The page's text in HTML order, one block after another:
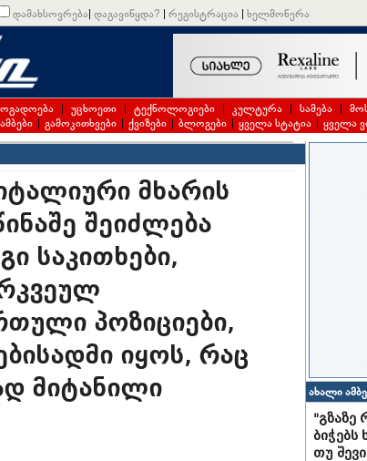
დამახსოვრება| დაგავიწყდა? | რეგისტრაცია | ხელმოწერა
| უცხოეთი | ტექნოლოგიები | კულტურა | სამება |
| გამოკითხვები | ქვიზები | ბლოგები | ყველა სტატია | ყველა
მხარის
შეიძლება
საკითხები,
პოზიციები,
იყოს, რაც
მიტანილი
ახალი
"გზაზე
თუ